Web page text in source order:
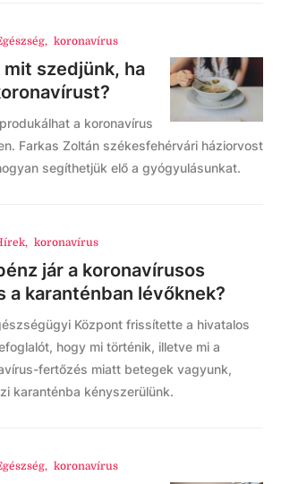
, koronavírus
szedjünk, ha
a koronavírus
Farkas Zoltán székesfehérvári háziorvost
segíthetjük elő a gyógyulásunkat.
, koronavírus
jár a koronavírusos
a karanténban lévőknek?
Központ frissítette a hivatalos
hogy mi történik, illetve mi a
fertőzés miatt betegek vagyunk,
karanténba kényszerülünk.
, koronavírus